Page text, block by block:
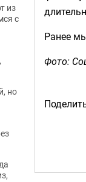
Ранее
Фото:
из
с
но